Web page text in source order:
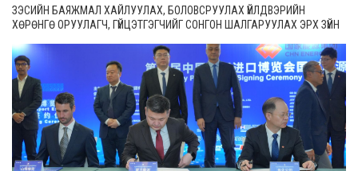
ЗЭСИЙН БАЯЖМАЛ ХАЙЛУУЛАХ, БОЛОВСРУУЛАХ ҮЙЛДВЭРИЙН
ХӨРӨНГӨ ОРУУЛАГЧ, ГҮЙЦЭТГЭГЧИЙГ СОНГОН ШАЛГАРУУЛАХ ЭРХ ЗҮЙН